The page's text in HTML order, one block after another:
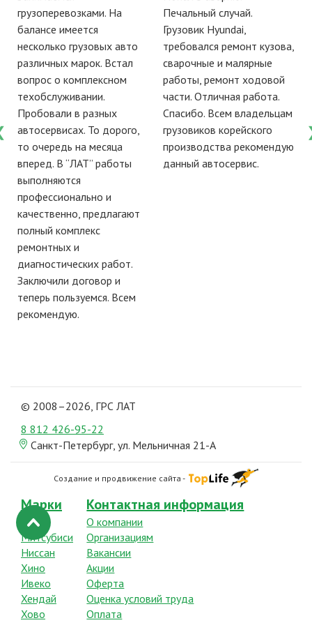
грузоперевозками. На
балансе имеется
несколько грузовых авто
различных марок. Встал
вопрос о комплексном
техобслуживании.
Пробовали в разных
автосервисах. То дорого,
то очередь на месяца
вперед. В “ЛАТ” работы
выполняются
профессионально и
качественно, предлагают
полный комплекс
ремонтных и
диагностических работ.
Заключили договор и
теперь пользуемся. Всем
рекомендую.
Печальный случай.
Грузовик Hyundai,
требовался ремонт кузова,
сварочные и малярные
работы, ремонт ходовой
части. Отличная работа.
Спасибо. Всем владельцам
грузовиков корейского
производства рекомендую
данный автосервис.
Марки
Исузу
Митсубиси
Ниссан
Хино
Ивеко
Хендай
Хово
Контактная информация
О компании
Организациям
Вакансии
Акции
Оферта
Оценка условий труда
Оплата
© 2008–2026, ГРС ЛАТ
8 812 426-95-22
Санкт-Петербург, ул. Мельничная 21-А
Создание и продвижение сайта -